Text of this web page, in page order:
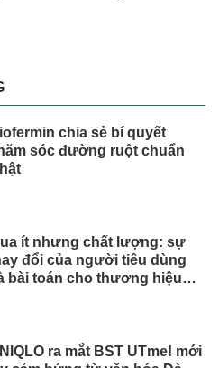
chia sẻ bí quyết
sóc đường ruột chuẩn
ít nhưng chất lượng: sự
đổi của người tiêu dùng
bài toán cho thương hiệu
ra mắt BST UTme! mới